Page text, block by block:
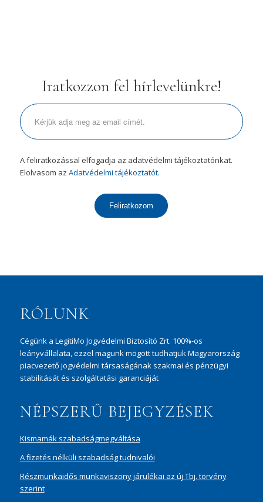
Iratkozzon fel hírlevelünkre!
A feliratkozással elfogadja az adatvédelmi tájékoztatónkat.
Elolvasom az Adatvédelmi tájékoztatót.
Feliratkozom
RÓLUNK
Cégünk a LegitiMo Jogvédelmi Biztosító Zrt. 100%-os
leányvállalata, ezzel magunk mögött tudhatjuk Magyarország
piacvezető jogvédelmi társaságának szakmai és pénzügyi
stabilitását és szolgáltatási garanciáját
NÉPSZERŰ BEJEGYZÉSEK
Kismamák szabadságmegváltása
A fizetés nélküli szabadság tudnivalói
Részmunkaidős munkaviszony járulékai az új Tbj. törvény
szerint